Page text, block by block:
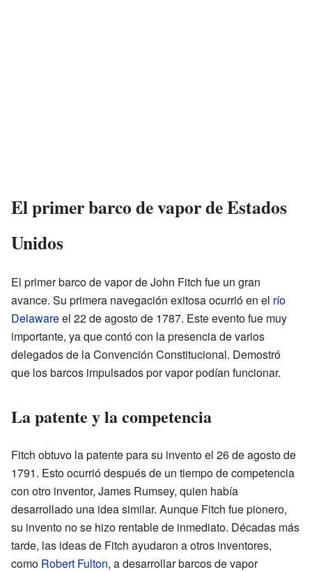
El primer barco de vapor de Estados
Unidos
El primer barco de vapor de John Fitch fue un gran
avance. Su primera navegación exitosa ocurrió en el río
Delawareel 22 de agosto de 1787. Este evento fue muy
importante, ya que contó con la presencia de varios
delegados de la Convención Constitucional. Demostró
que los barcos impulsados por vapor podían funcionar.
La patente y la competencia
Fitch obtuvo la patente para su invento el 26 de agosto de
1791. Esto ocurrió después de un tiempo de competencia
con otro inventor, James Rumsey, quien había
desarrollado una idea similar. Aunque Fitch fue pionero,
su invento no se hizo rentable de inmediato. Décadas más
tarde, las ideas de Fitch ayudaron a otros inventores,
como Robert Fulton, a desarrollar barcos de vapor